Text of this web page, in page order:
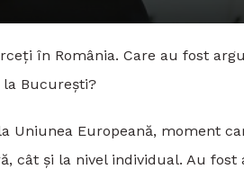
în România. Care au fost
la București?
Europeană, moment
cât și la nivel individual. Au fost